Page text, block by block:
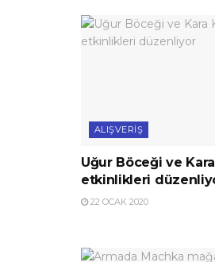
ALIŞVERIŞ
Uğur Böceği ve
etkinlikleri
22 OCAK 2020